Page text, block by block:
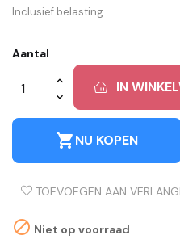
Inclusief belasting
Aantal
IN
shopping_cartNU KOPEN
TOEVOEGEN AAN
 Niet op voorraad